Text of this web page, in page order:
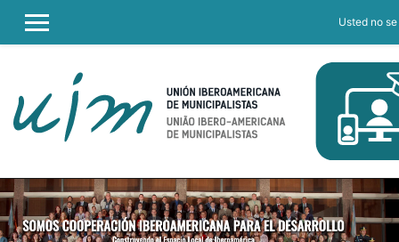
PANEL LATERAL
Usted no